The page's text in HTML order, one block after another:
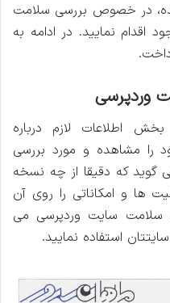
شده، در خصوص بررسی سلامت
نمایید. در ادامه به
وردپرسی
اطلاعات لازم درباره
را مشاهده و مورد بررسی
گوید که دقیقا از چه نسخه
ها و امکاناتی را روی آن
سلامت سایت وردپرسی می
استفاده نمایید.